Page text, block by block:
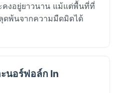
งอยู่ยาวนาน แม้แต่พื้นที่ที่
ดพ้นจากความมืดมิดได้
ะนอร์ฟอล์ก In